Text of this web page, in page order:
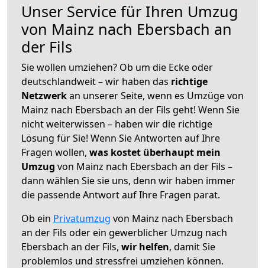
Unser Service für Ihren Umzug
von Mainz nach Ebersbach an
der Fils
Sie wollen umziehen? Ob um die Ecke oder
deutschlandweit – wir haben das richtige
Netzwerkan unserer Seite, wenn es Umzüge von
Mainz nach Ebersbach an der Fils geht! Wenn Sie
nicht weiterwissen – haben wir die richtige
Lösung für Sie! Wenn Sie Antworten auf Ihre
Fragen wollen, was kostet überhaupt mein
Umzug von Mainz nach Ebersbach an der Fils –
dann wählen Sie sie uns, denn wir haben immer
die passende Antwort auf Ihre Fragen parat.
Ob ein Privatumzug von Mainz nach Ebersbach
an der Fils oder ein gewerblicher Umzug nach
Ebersbach an der Fils, wir helfen, damit Sie
problemlos und stressfrei umziehen können.